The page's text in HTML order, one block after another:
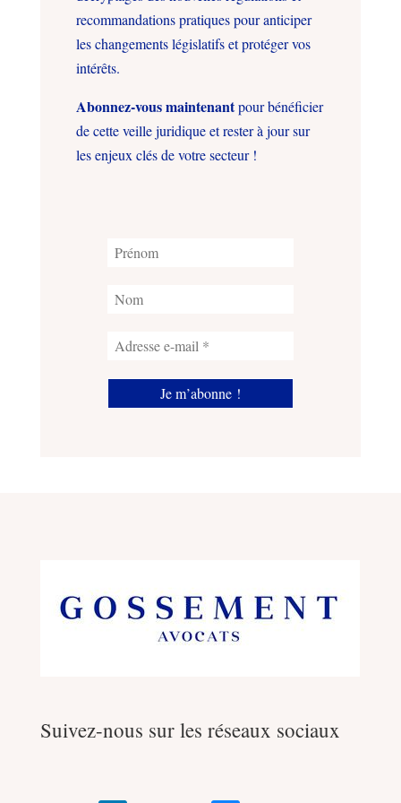
recommandations pratiques pour anticiper
les changements législatifs et protéger vos
intérêts.
Abonnez-vous maintenantpour bénéficier
de cette veille juridique et rester à jour sur
les enjeux clés de votre secteur !
Suivez-nous sur les réseaux sociaux